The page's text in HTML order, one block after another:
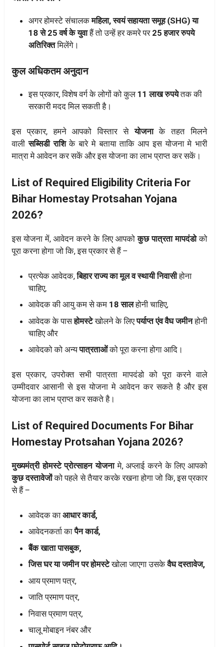
अगर होमस्टे संचालकमहिला, स्वयं सहायता समूह (SHG) या
18 से 25 वर्ष के युवाहैं तो उन्हें हर कमरे पर 25 हजार रुपये
अतिरिक्तमिलेंगे।
कुल अधिकतम अनुदान
इस प्रकार, विशेष वर्ग के लोगों को कुल 11 लाख रुपयेतक की
सरकारी मदद मिल सकती है।
इस प्रकार, हमने आपको विस्तार सेयोजनाके तहत मिलने
वालीसब्सिडी राशिके बारे मे बताया ताकि आप इस योजना मे भारी
मात्रा मे आवेदन कर सकें और इस योजना का लाभ प्राप्त कर सकें।
List of Required Eligibility Criteria For
Bihar Homestay Protsahan Yojana
2026?
इस योजना में, आवेदन करने के लिए आपको कुछ पात्रता मापदंडोको
पूरा करना होगा जो कि, इस प्रकार से हैं –
प्रत्येक आवेदक,बिहार राज्य का मूल व स्थायी निवासीहोना
चाहिए,
आवेदक की आयु कम से कम 18 सालहोनी चाहिए,
आवेदक के पासहोमस्टेखोलने के लिएपर्याप्त एंव वैघ जमीनहोनी
चाहिए और
आवेदको को अन्यपात्रताओंको पूरा करना होगा आदि।
इस प्रकार, उपरोक्त सभी पात्रता मापदंडो को पूरा करने वाले
उम्मीदवार आसानी से इस योजना मे आवेदन कर सकते है और इस
योजना का लाभ प्राप्त कर सकते है।
List of Required Documents For Bihar
Homestay Protsahan Yojana 2026?
मुख्यमंत्री होमस्टे प्रोत्साहन योजनामे, अप्लाई करने के लिए आपको
कुछ दस्तावेजोंको पहले से तैयार करके रखना होगा जो कि, इस प्रकार
से हैं –
आवेदक का आधार कार्ड,
आवेदनकर्ता कापैन कार्ड,
बैंक खाता पासबुक,
जिस घर या जमीन पर होमस्टेखोला जाएगा उसकेवैघ दस्तावेज,
आय प्रमाण पत्र,
जाति प्रमाण पत्र,
निवास प्रमाण पत्र,
चालू मोबाइन नंबर और